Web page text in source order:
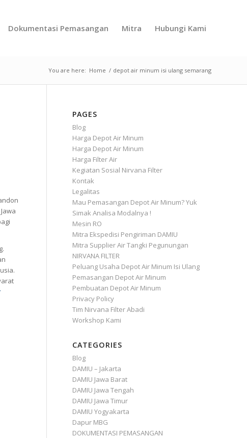
Dokumentasi Pemasangan Mitra Hubungi Kami
You are here: Home / depot air minum isi ulang semarang
PAGES
Blog
Harga Depot Air Minum
Harga Depot Air Minum
Harga Filter Air
Kegiatan Sosial Nirvana Filter
Kontak
Legalitas
Mau Pemasangan Depot Air Minum? Yuk
Simak Analisa Modalnya !
Mesin RO
Mitra Ekspedisi Pengiriman DAMIU
Mitra Supplier Air Tangki Pegunungan
NIRVANA FILTER
Peluang Usaha Depot Air Minum Isi Ulang
Pemasangan Depot Air Minum
Pembuatan Depot Air Minum
Privacy Policy
Tim Nirvana Filter Abadi
Workshop Kami
CATEGORIES
Blog
DAMIU – Jakarta
DAMIU Jawa Barat
DAMIU Jawa Tengah
DAMIU Jawa Timur
DAMIU Yogyakarta
Dapur MBG
DOKUMENTASI PEMASANGAN